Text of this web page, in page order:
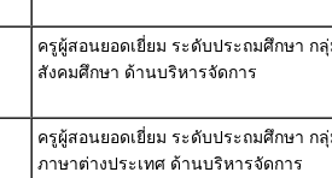
ครูผู้สอนยอดเยี่ยม ระดับประถมศึกษา ก
สังคมศึกษา ด้านบริหารจัดการ
ครูผู้สอนยอดเยี่ยม ระดับประถมศึกษา ก
ภาษาต่างประเทศ ด้านบริหารจัดการ